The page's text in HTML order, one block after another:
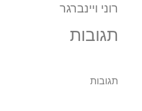
רוני ויינברגר
תגובות
תגובות